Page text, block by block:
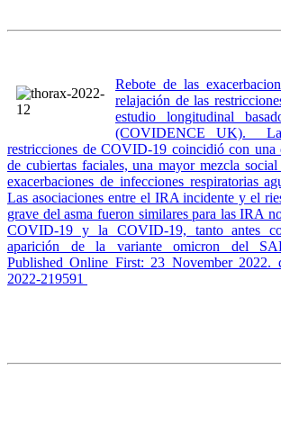
Rebote de las
relajación de las
estudio longitudinal
(COVIDENCE UK). La
restricciones de COVID-19 coincidió con una
de cubiertas faciales, una mayor mezcla
exacerbaciones de infecciones respiratorias
Las asociaciones entre el IRA incidente y el
grave del asma fueron similares para las IRA
COVID-19 y la COVID-19, tanto antes
aparición de la variante omicron del
Published Online First: 23 November 2022.
2022-219591